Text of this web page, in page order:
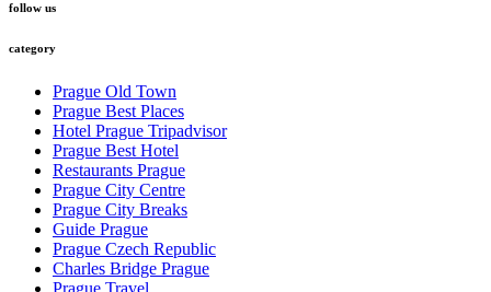
follow us
category
Prague Old Town
Prague Best Places
Hotel Prague Tripadvisor
Prague Best Hotel
Restaurants Prague
Prague City Centre
Prague City Breaks
Guide Prague
Prague Czech Republic
Charles Bridge Prague